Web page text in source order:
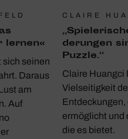
lernen«
sich seinen
Daraus
am
Auf
CLAIRE
de­rungen
Puzzle.“
Claire Huangci
Vielseitigkeit
Entdeckungen,
ermöglicht und
die es bietet.